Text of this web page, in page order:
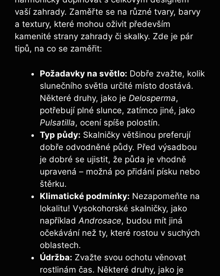
vaší zahrady. Zaměřte se na různé tvary, barvy
a textury, které mohou oživit především
kamenité strany zahrady či skalky. Zde je pár
tipů, na co se zaměřit:
Požadavky na světlo: Dobře zvažte, kolik
slunečního světla určité místo dostává.
Některé druhy, jako je Delosperma,
potřebují plné slunce, zatímco jiné, jako
Pulsatilla, ocení spíše polostín.
Typ půdy: Skalničky většinou preferují
dobře odvodněné půdy. Před výsadbou
je dobré se ujistit, že půda je vhodně
upravená – možná po přidání písku nebo
štěrku.
Klimatické podmínky: Nezapomeňte na
lokalitu! Vysokohorské skalničky, jako
například Androsace, budou mít jiná
očekávání než ty, které rostou v suchých
oblastech.
Údržba: Zvažte svou ochotu věnovat
rostlinám čas. Některé druhy, jako je